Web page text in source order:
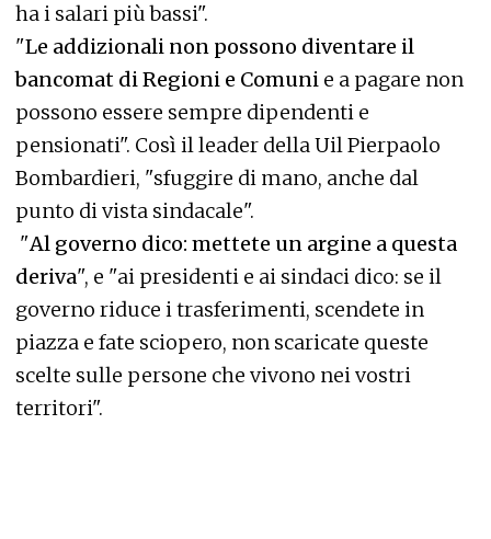
ha i salari più bassi".
"Le addizionali non possono diventare il
bancomat di Regioni e Comuni e a pagare non
possono essere sempre dipendenti e
pensionati". Così il leader della Uil Pierpaolo
Bombardieri, "sfuggire di mano, anche dal
punto di vista sindacale".
"Al governo dico: mettete un argine a questa
deriva", e "ai presidenti e ai sindaci dico: se il
governo riduce i trasferimenti, scendete in
piazza e fate sciopero, non scaricate queste
scelte sulle persone che vivono nei vostri
territori".